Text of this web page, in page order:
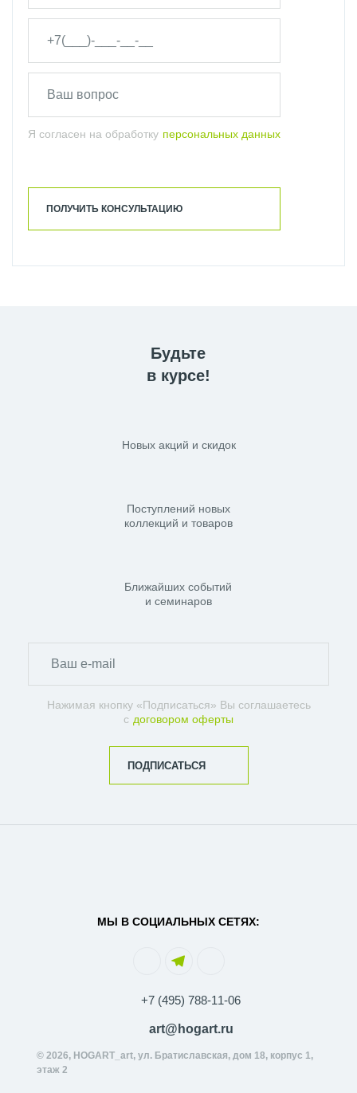
Я согласен на обработку персональных данных
ПОЛУЧИТЬ КОНСУЛЬТАЦИЮ
Будьте
в курсе!
Новых акций и скидок
Поступлений новых
коллекций и товаров
Ближайших событий
и семинаров
Нажимая кнопку «Подписаться» Вы соглашаетесь
с договором оферты
ПОДПИСАТЬСЯ
МЫ В СОЦИАЛЬНЫХ СЕТЯХ:
+7 (495) 788-11-06
art@hogart.ru
© 2026, HOGART_art, ул. Братиславская, дом 18, корпус 1,
этаж 2